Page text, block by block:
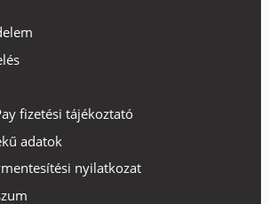
fizetési tájékoztató
adatok
nyilatkozat